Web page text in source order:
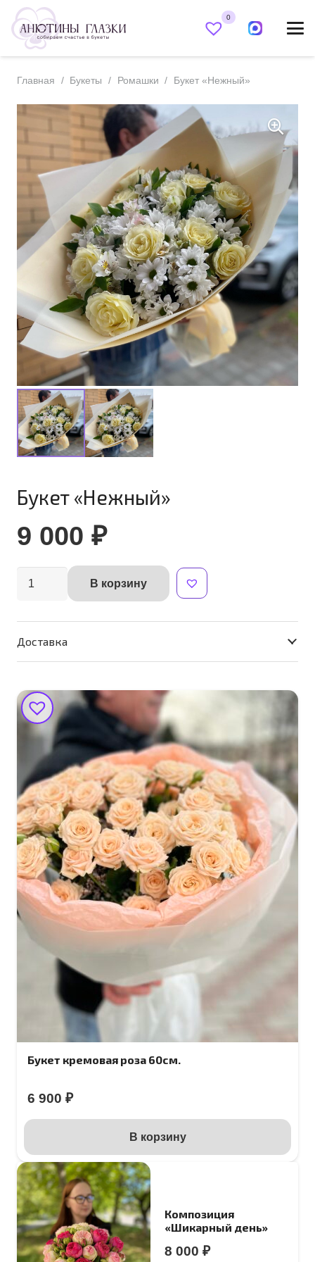
0
Главная / Букеты / Ромашки / Букет «Нежный»
Букет «Нежный»
9 000 ₽
Количество
В корзину
Alternative:
Доставка
Букет кремовая роза 60см.
6 900 ₽
В корзину
Композиция
«Шикарный день»
8 000 ₽